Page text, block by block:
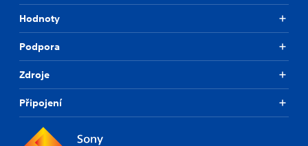
Hodnoty
Podpora
Zdroje
Připojení